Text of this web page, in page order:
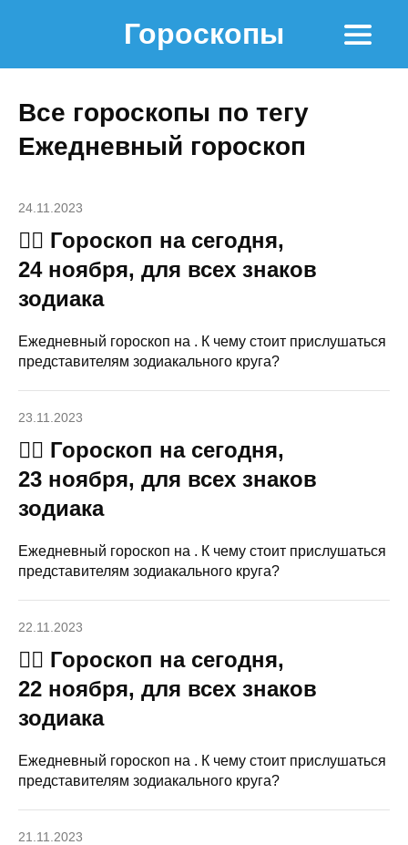
Гороскопы
Все гороскопы по тегу
Ежедневный гороскоп
24.11.2023
🧙‍♀ Гороскоп на сегодня,
24 ноября, для всех знаков
зодиака
Ежедневный гороскоп на . К чему стоит прислушаться
представителям зодиакального круга?
23.11.2023
🧙‍♀ Гороскоп на сегодня,
23 ноября, для всех знаков
зодиака
Ежедневный гороскоп на . К чему стоит прислушаться
представителям зодиакального круга?
22.11.2023
🧙‍♀ Гороскоп на сегодня,
22 ноября, для всех знаков
зодиака
Ежедневный гороскоп на . К чему стоит прислушаться
представителям зодиакального круга?
21.11.2023